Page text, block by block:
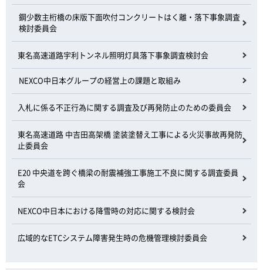
鋼少数主桁橋の床版下面吹付コンクリートはく離・落下事象調査
検討委員会
東名高速道路宇利トンネル照明灯具落下事象調査検討会
NEXCO中日本グループの経営上の課題と取組み
入札に係る不正行為に関する調査及び再発防止のための委員会
東名高速道路 中吉田高架橋 塗装塗替え工事による火災事故再発防
止委員会
E20 中央道を跨ぐ橋梁の耐震補強工事施工不良に関する調査委員
会
NEXCO中日本における降雪時の対応に関する検討会
広域的なETCシステム障害発生時の危機管理検討委員会